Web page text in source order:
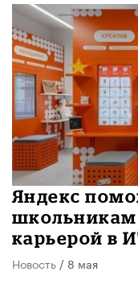
Яндекс
школьникам
карьерой в
Новость / 8 мая